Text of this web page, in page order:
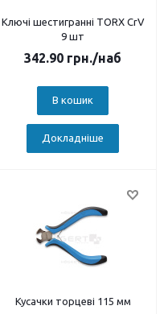
Ключі шестигранні TORX CrV
9 шт
342.90 грн./наб
В кошик
Докладніше
Кусачки торцеві 115 мм